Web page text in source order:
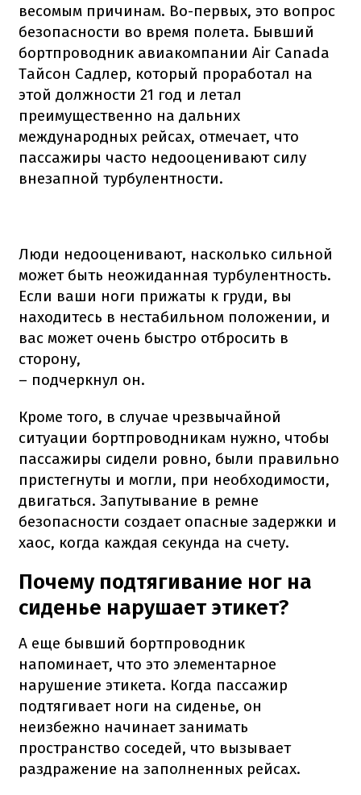
весомым причинам. Во-первых, это вопрос
безопасности во время полета. Бывший
бортпроводник авиакомпании Air Canada
Тайсон Садлер, который проработал на
этой должности 21 год и летал
преимущественно на дальних
международных рейсах, отмечает, что
пассажиры часто недооценивают силу
внезапной турбулентности.
Люди недооценивают, насколько сильной
может быть неожиданная турбулентность.
Если ваши ноги прижаты к груди, вы
находитесь в нестабильном положении, и
вас может очень быстро отбросить в
сторону,
– подчеркнул он.
Кроме того, в случае чрезвычайной
ситуации бортпроводникам нужно, чтобы
пассажиры сидели ровно, были правильно
пристегнуты и могли, при необходимости,
двигаться. Запутывание в ремне
безопасности создает опасные задержки и
хаос, когда каждая секунда на счету.
Почему подтягивание ног на
сиденье нарушает этикет?
А еще бывший бортпроводник
напоминает, что это элементарное
нарушение этикета. Когда пассажир
подтягивает ноги на сиденье, он
неизбежно начинает занимать
пространство соседей, что вызывает
раздражение на заполненных рейсах.